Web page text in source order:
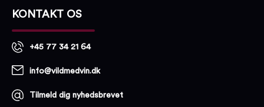
KONTAKT OS
+45 77 34 21 64
info@vildmedvin.dk
Tilmeld dig nyhedsbrevet